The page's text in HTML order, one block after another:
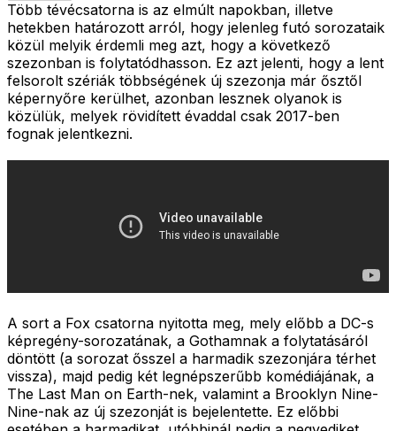
Több tévécsatorna is az elmúlt napokban, illetve
hetekben határozott arról, hogy jelenleg futó sorozataik
közül melyik érdemli meg azt, hogy a következő
szezonban is folytatódhasson. Ez azt jelenti, hogy a lent
felsorolt szériák többségének új szezonja már ősztől
képernyőre kerülhet, azonban lesznek olyanok is
közülük, melyek rövidített évaddal csak 2017-ben
fognak jelentkezni.
A sort a Fox csatorna nyitotta meg, mely előbb a DC-s
képregény-sorozatának, a Gothamnak a folytatásáról
döntött (a sorozat ősszel a harmadik szezonjára térhet
vissza), majd pedig két legnépszerűbb komédiájának, a
The Last Man on Earth-nek, valamint a Brooklyn Nine-
Nine-nak az új szezonját is bejelentette. Ez előbbi